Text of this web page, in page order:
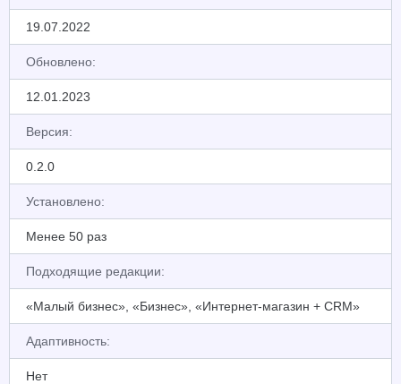
19.07.2022
Обновлено:
12.01.2023
Версия:
0.2.0
Установлено:
Менее 50 раз
Подходящие редакции:
«Малый бизнес», «Бизнес», «Интернет-магазин + CRM»
Адаптивность:
Нет